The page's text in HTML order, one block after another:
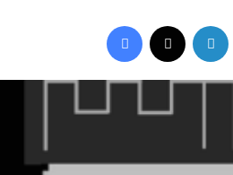
Facebook